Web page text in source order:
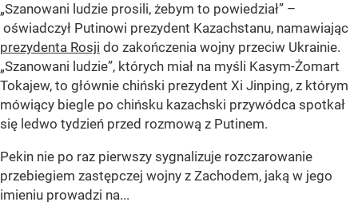
„Szanowani ludzie prosili, żebym to powiedział” –
oświadczył Putinowi prezydent Kazachstanu, namawiając
prezydenta Rosji do zakończenia wojny przeciw Ukrainie.
„Szanowani ludzie”, których miał na myśli Kasym-Żomart
Tokajew, to głównie chiński prezydent Xi Jinping, z którym
mówiący biegle po chińsku kazachski przywódca spotkał
się ledwo tydzień przed rozmową z Putinem.
Pekin nie po raz pierwszy sygnalizuje rozczarowanie
przebiegiem zastępczej wojny z Zachodem, jaką w jego
imieniu prowadzi na...